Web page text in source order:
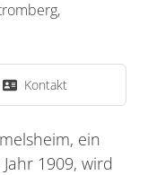
Kontakt
ein
1909, wird